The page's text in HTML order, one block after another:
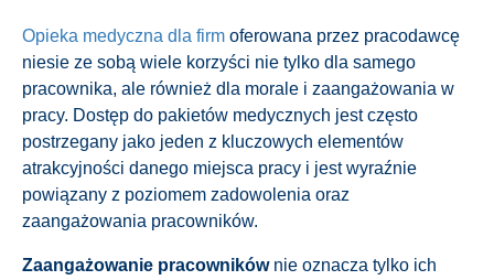
Opieka medyczna dla firm oferowana przez pracodawcę
niesie ze sobą wiele korzyści nie tylko dla samego
pracownika, ale również dla morale i zaangażowania w
pracy. Dostęp do pakietów medycznych jest często
postrzegany jako jeden z kluczowych elementów
atrakcyjności danego miejsca pracy i jest wyraźnie
powiązany z poziomem zadowolenia oraz
zaangażowania pracowników.
Zaangażowanie pracownikównie oznacza tylko ich